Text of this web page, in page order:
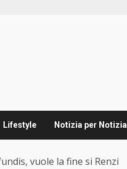
Lifestyle Notizia per Notizia
vuole la fine si Renzi